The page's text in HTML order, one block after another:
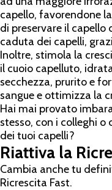
capello, favorendone
di preservare il
caduta dei capelli,
Inoltre, stimola la
il cuoio capelluto,
secchezza, prurito e
sangue e ottimizza la
Hai mai provato
stesso, con i colleghi o
dei tuoi capelli?
Riattiva la
Cambia anche tu
Ricrescita Fast.